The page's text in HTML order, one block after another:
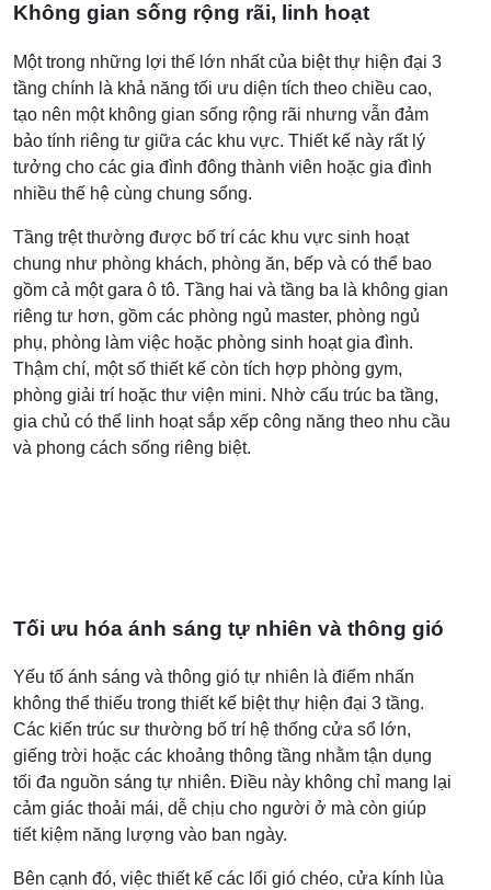
Không gian sống rộng rãi, linh hoạt
Một trong những lợi thế lớn nhất của biệt thự hiện đại 3
tầng chính là khả năng tối ưu diện tích theo chiều cao,
tạo nên một không gian sống rộng rãi nhưng vẫn đảm
bảo tính riêng tư giữa các khu vực. Thiết kế này rất lý
tưởng cho các gia đình đông thành viên hoặc gia đình
nhiều thế hệ cùng chung sống.
Tầng trệt thường được bố trí các khu vực sinh hoạt
chung như phòng khách, phòng ăn, bếp và có thể bao
gồm cả một gara ô tô. Tầng hai và tầng ba là không gian
riêng tư hơn, gồm các phòng ngủ master, phòng ngủ
phụ, phòng làm việc hoặc phòng sinh hoạt gia đình.
Thậm chí, một số thiết kế còn tích hợp phòng gym,
phòng giải trí hoặc thư viện mini. Nhờ cấu trúc ba tầng,
gia chủ có thể linh hoạt sắp xếp công năng theo nhu cầu
và phong cách sống riêng biệt.
Tối ưu hóa ánh sáng tự nhiên và thông gió
Yếu tố ánh sáng và thông gió tự nhiên là điểm nhấn
không thể thiếu trong thiết kế biệt thự hiện đại 3 tầng.
Các kiến trúc sư thường bố trí hệ thống cửa sổ lớn,
giếng trời hoặc các khoảng thông tầng nhằm tận dụng
tối đa nguồn sáng tự nhiên. Điều này không chỉ mang lại
cảm giác thoải mái, dễ chịu cho người ở mà còn giúp
tiết kiệm năng lượng vào ban ngày.
Bên cạnh đó, việc thiết kế các lối gió chéo, cửa kính lùa